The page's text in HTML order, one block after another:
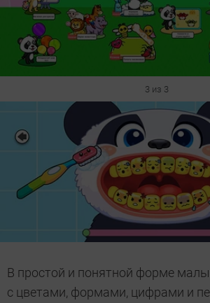
3 из 3
В простой и понятной форме
с цветами, формами, цифрами и